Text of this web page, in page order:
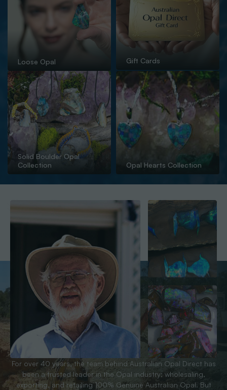
Loose Opal Gift Cards
Solid Boulder Opal
Collection
Opal Hearts Collection
For over 40 years, the team behind Australian Opal Direct has
been a trusted leader in the Opal industry; wholesaling,
exporting, and retailing 100% Genuine Australian Opal. But